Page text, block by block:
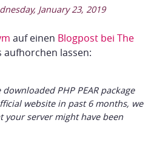
January 23, 2019
auf einen Blogpost bei The
aufhorchen lassen:
PHP PEAR package
website in past 6 months, we
your server might have been